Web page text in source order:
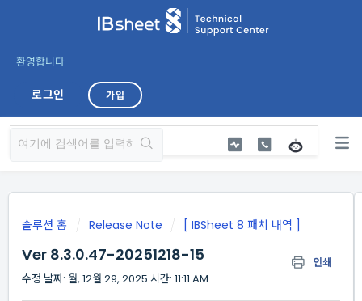
환영합니다
로그인 가입
솔루션 홈 Release Note [ IBSheet 8 패치 내역 ]
Ver 8.3.0.47-20251218-15
인쇄
수정 날짜: 월, 12월 29, 2025 시간: 11:11 AM